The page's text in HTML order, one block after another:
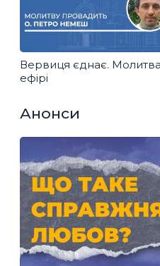
Вервиця єднає.
ефірі
Анонси